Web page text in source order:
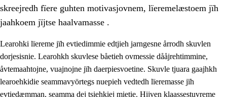
skreejredh fïere guhten motivasjovnem, lïeremelæstoem jïh
jaahkoem jïjtse haalvamasse .
Learohki lïereme jïh evtiedimmie edtjieh jarngesne årrodh skuvlen
dorjesisnie. Learohkh skuvlese båetieh ovmessie dååjrehtimmine,
åvtemaahtojne, vuajnojne jïh daerpiesvoetine. Skuvle tjuara gaajhkh
learoehkidie seammavyörtegs nuepieh vedtedh lïeremasse jïh
evtiedæmman, seamma dej tsiehkiej mietie. Hijven klaassestuvreme